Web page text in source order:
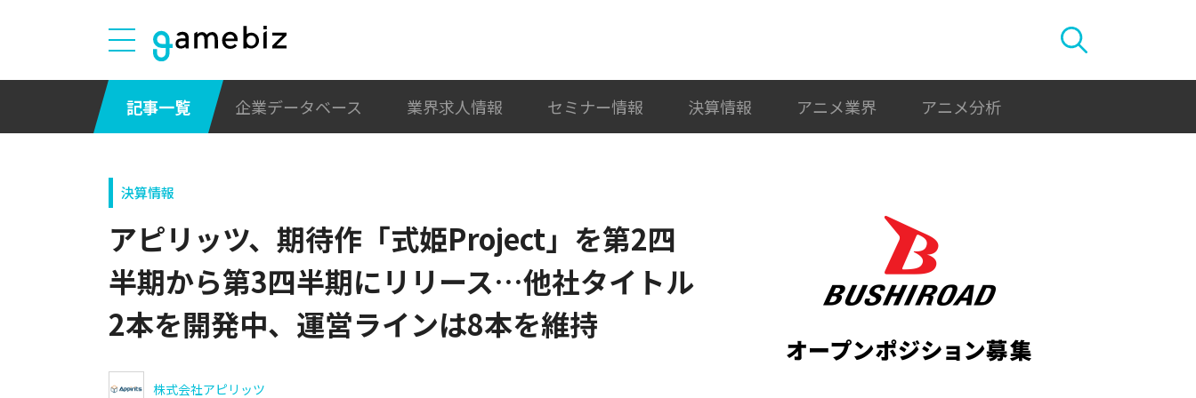
記事一覧 企業データベース 業界求人情報 セミナー情報 決算情報 アニメ業界 アニメ分析
決算情報
アピリッツ、期待作「式姫Project」を第2四
半期から第3四半期にリリース…他社タイトル
2本を開発中、運営ラインは8本を維持
株式会社アピリッツ